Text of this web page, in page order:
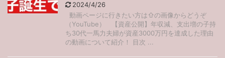
2024/4/26
動画ページに行きたい方は⇧の画像からどうぞ
（YouTube） 【資産公開】年収減、支出増の子持
ち30代一馬力夫婦が資産3000万円を達成した理由
の動画について紹介！ 目次 ...